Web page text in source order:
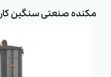
مکنده صنعتی سنگین کار DG300SE